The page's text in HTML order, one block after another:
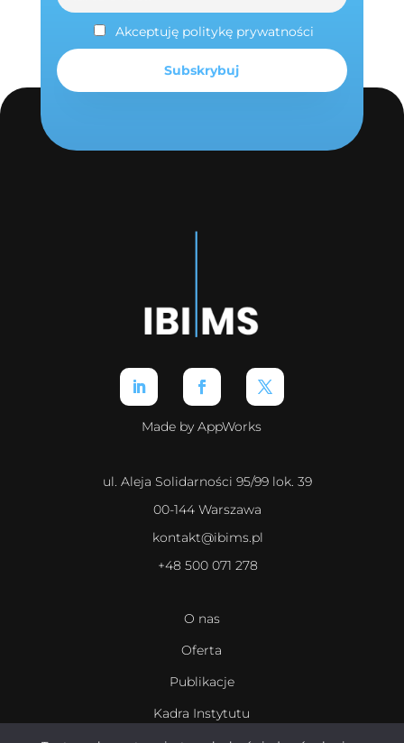
Akceptuję politykę prywatności
Made by AppWorks
ul. Aleja Solidarności 95/99 lok. 39
00-144 Warszawa
kontakt@ibims.pl
+48 500 071 278
O nas
Oferta
Publikacje
Kadra Instytutu